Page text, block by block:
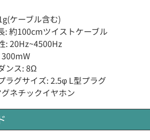
ケーブル含む)
: 約100cmツイストケーブル
: 20Hz~4500Hz
300mW
ンス: 8Ω
ラグサイズ: 2.5φ L型プラグ
グネチックイヤホン